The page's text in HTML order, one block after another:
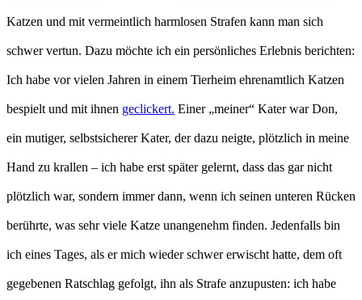
Katzen und mit vermeintlich harmlosen Strafen kann man sich
schwer vertun. Dazu möchte ich ein persönliches Erlebnis berichten:
Ich habe vor vielen Jahren in einem Tierheim ehrenamtlich Katzen
bespielt und mit ihnen geclickert. Einer „meiner“ Kater war Don,
ein mutiger, selbstsicherer Kater, der dazu neigte, plötzlich in meine
Hand zu krallen – ich habe erst später gelernt, dass das gar nicht
plötzlich war, sondern immer dann, wenn ich seinen unteren Rücken
berührte, was sehr viele Katze unangenehm finden. Jedenfalls bin
ich eines Tages, als er mich wieder schwer erwischt hatte, dem oft
gegebenen Ratschlag gefolgt, ihn als Strafe anzupusten: ich habe